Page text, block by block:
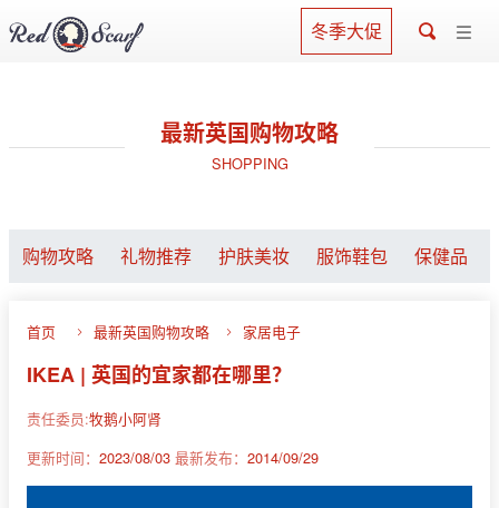
冬季大促
最新英国购物攻略
SHOPPING
购物攻略 礼物推荐 护肤美妆 服饰鞋包 保健品
首页 最新英国购物攻略 家居电子
IKEA | 英国的宜家都在哪里？
责任委员:牧鹅小阿肾
更新时间： 2023/08/03 最新发布： 2014/09/29